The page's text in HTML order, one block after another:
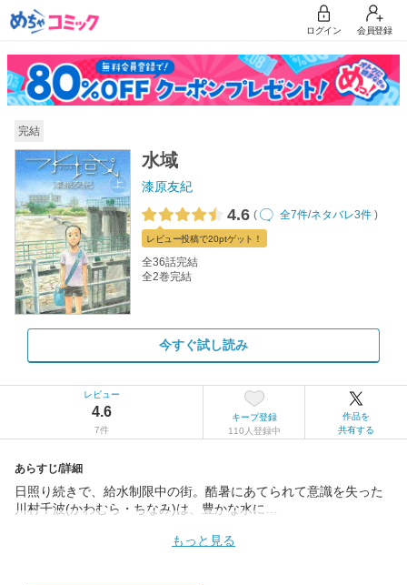
ログイン 会員登録
完結
水域
漆原友紀
4.6 ( 全7件/ネタバレ3件 )
レビュー投稿で20ptゲット！
全36話完結
全2巻完結
今すぐ試し読み
レビュー
4.6
7件
キープ登録
110人登録中
作品を
共有する
あらすじ/詳細
日照り続きで、給水制限中の街。酷暑にあてられて意識を失った
川村千波(かわむら・ちなみ)は、豊かな水に…
もっと見る